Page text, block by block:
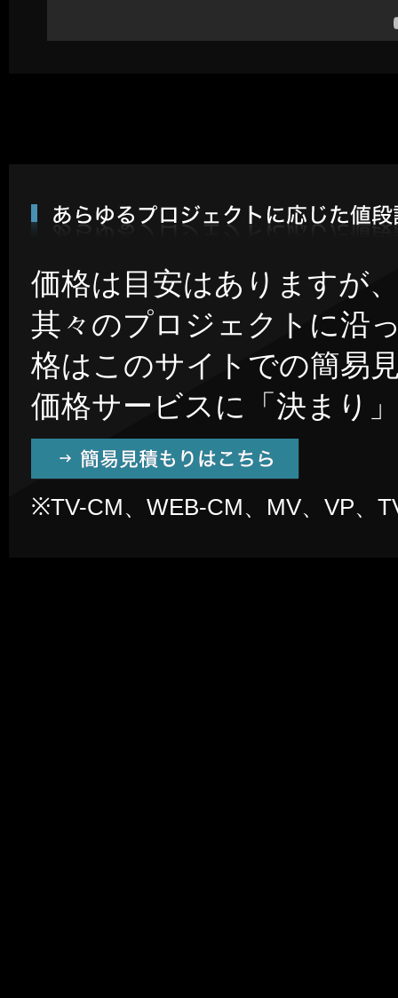
価格は目安はありますが
其々のプロジェクトに沿
格はこのサイトでの簡易
価格サービスに「決まり
※TV-CM、WEB-CM、MV、VP、